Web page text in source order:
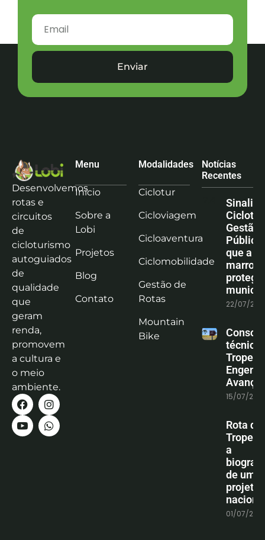
Enviar
Desenvolvemos
rotas e
circuitos
de
cicloturismo
autoguiados
de
qualidade
que
geram
renda,
promovem
a cultura e
o meio
ambiente.
Menu
Início
Sobre a
Lobi
Projetos
Blog
Contato
Modalidades
Ciclotur
Cicloviagem
Cicloaventura
Ciclomobilidade
Gestão de
Rotas
Mountain
Bike
Notícias
Recentes
Gestão
que a
marrom
protege
22/07/
técnica
15/07/
Rota
a
de um
projeto
01/07/